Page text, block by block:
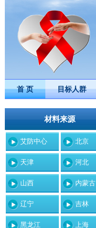
首 页 目标人群
材料来源
艾防中心 北京
天津 河北
山西 内蒙古
辽宁 吉林
黑龙江 上海